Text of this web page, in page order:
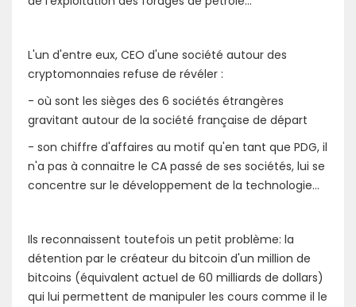
L'un d'entre eux, CEO d'une société autour des
cryptomonnaies refuse de révéler :
- où sont les sièges des 6 sociétés étrangères
gravitant autour de la société française de départ
- son chiffre d'affaires au motif qu'en tant que PDG, il
n'a pas à connaitre le CA passé de ses sociétés, lui se
concentre sur le développement de la technologie...
Ils reconnaissent toutefois un petit problème: la
détention par le créateur du bitcoin d'un million de
bitcoins (équivalent actuel de 60 milliards de dollars)
qui lui permettent de manipuler les cours comme il le